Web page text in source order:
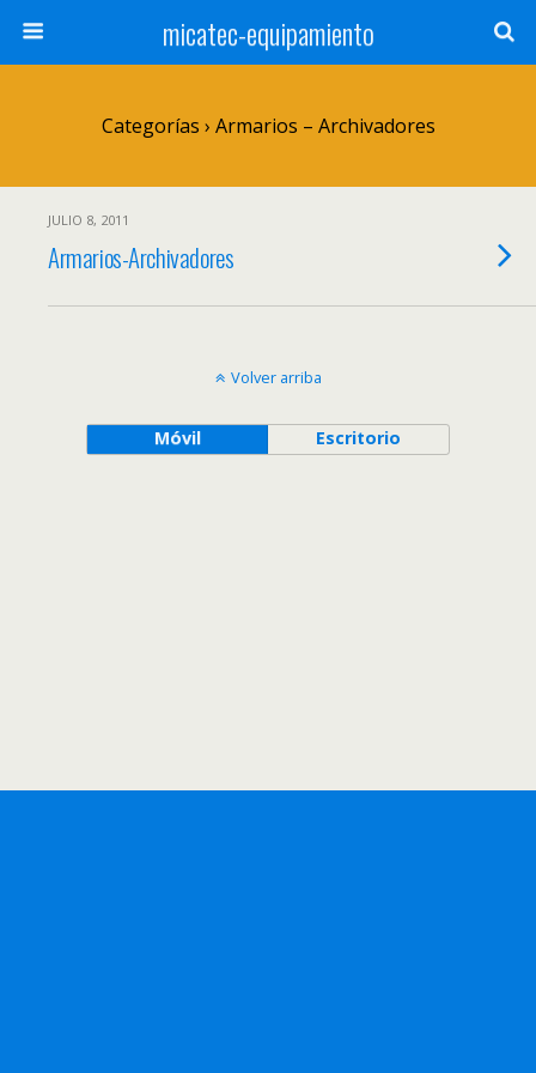
micatec-equipamiento
Categorías › Armarios – Archivadores
JULIO 8, 2011
Armarios-Archivadores
Volver arriba
Móvil Escritorio